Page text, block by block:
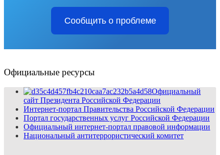
Сообщить о проблеме
Официальные ресурсы
Официальный
сайт Президента Российской Федерации
Интернет-портал Правительства Российской Федерации
Портал государственных услуг Российской Федерации
Официальный интернет-портал правовой информации
Национальный антитеррористический комитет